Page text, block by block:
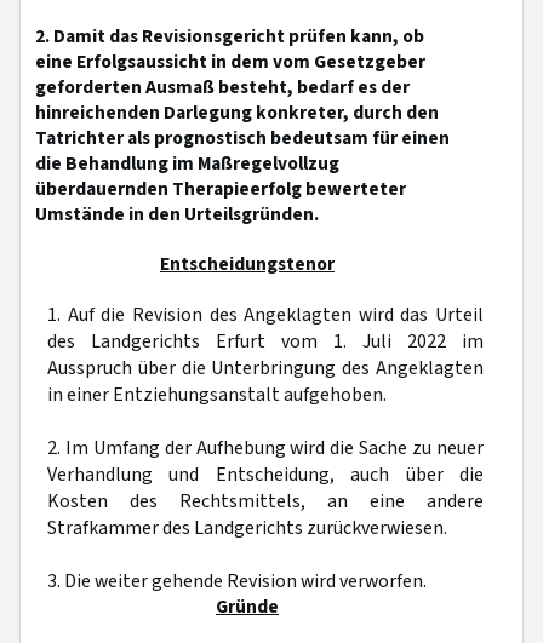
2. Damit das Revisionsgericht prüfen kann, ob
eine Erfolgsaussicht in dem vom Gesetzgeber
geforderten Ausmaß besteht, bedarf es der
hinreichenden Darlegung konkreter, durch den
Tatrichter als prognostisch bedeutsam für einen
die Behandlung im Maßregelvollzug
überdauernden Therapieerfolg bewerteter
Umstände in den Urteilsgründen.
Entscheidungstenor
1. Auf die Revision des Angeklagten wird das Urteil
des Landgerichts Erfurt vom 1. Juli 2022 im
Ausspruch über die Unterbringung des Angeklagten
in einer Entziehungsanstalt aufgehoben.
2. Im Umfang der Aufhebung wird die Sache zu neuer
Verhandlung und Entscheidung, auch über die
Kosten des Rechtsmittels, an eine andere
Strafkammer des Landgerichts zurückverwiesen.
3. Die weiter gehende Revision wird verworfen.
Gründe